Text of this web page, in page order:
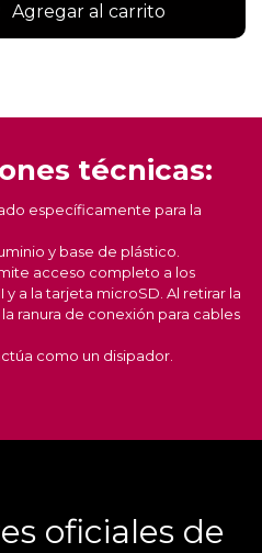
Agregar al carrito
técnicas:
específicamente para la
y base de plástico.
acceso completo a los
y a la tarjeta microSD. Al retirar la
ranura de conexión para cables
como un disipador.
oficiales de